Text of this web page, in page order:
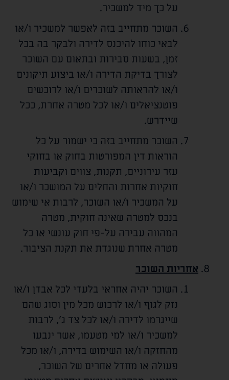
על כך מיד למשכיר.
השוכר מתחייב בזה לאפשר למשכיר ו/או
לבאי כוחו להיכנס לדירה ולבקר בה בכל
זמן, בשעות סבירות ובתאום עם השוכר
לצורך בדיקת הדירה ו/או ביצוע תיקונים
ו/או להראותה לשוכרים ו/או לרוכשים
פוטנציאלים ו/או לכל מטרה אחרת, ככל
שיידרש.
השוכר מתחייב בזה כי ישמור על כל
הוראות דין המפורטות בחוק או בחוקי
עזר עירוניים, תקנות, צווים וקביעות
חוקיות אחרות והחלים על המושכר ו/או
על המשכיר ו/או השוכר, לרבות אי שימוש
בנכס למטרה שאינה חוקית, מטרה
המהווה עבירה על-פי חוק עונשי או כל
מטרה אחרת שנוגדת את תקנת הציבור.
אחריות השוכר
השוכר יהיה אחראי בלעדי לכל אבדן ו/או
נזק לגוף ו/או לרכוש מכל מין וסוג שהם
שייגרמו לדירה ו/או לכל צד ג', לרבות
למשכיר ו/או למי מטעמו, אשר ינבעו
מהחזקה ו/או השימוש בדירה, ו/או מכל
פעולה או מחדל אחרים של השוכר,